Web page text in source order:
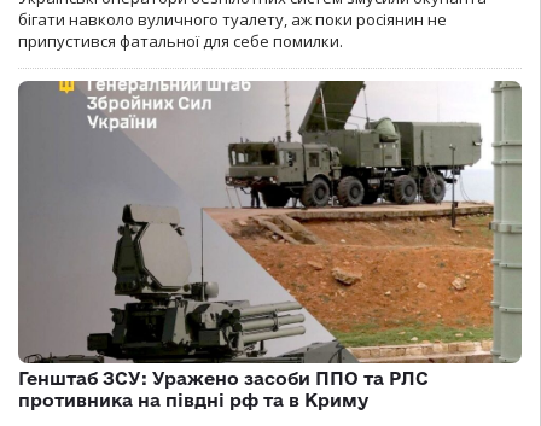
бігати навколо вуличного туалету, аж поки росіянин не
припустився фатальної для себе помилки.
Генштаб ЗСУ: Уражено засоби ППО та РЛС
противника на півдні рф та в Криму